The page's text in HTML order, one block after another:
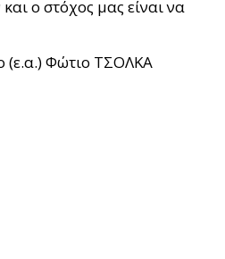
ο στόχος μας είναι να
(ε.α.) Φώτιο ΤΣΟΛΚΑ